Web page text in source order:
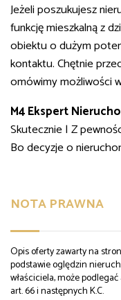
Jeżeli poszukujesz
funkcję mieszkalną z
obiektu o dużym
kontaktu. Chętnie
omówimy możliwości
M4 Ekspert
Skutecznie | Z
Bo decyzje o
NOTA PRAWNA
Opis oferty zawarty na
podstawie oględzin
właściciela, może
art. 66 i następnych K.C.